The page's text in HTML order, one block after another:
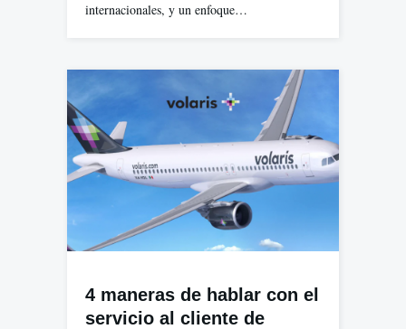
internacionales, y un enfoque…
4 maneras de hablar con el
servicio al cliente de